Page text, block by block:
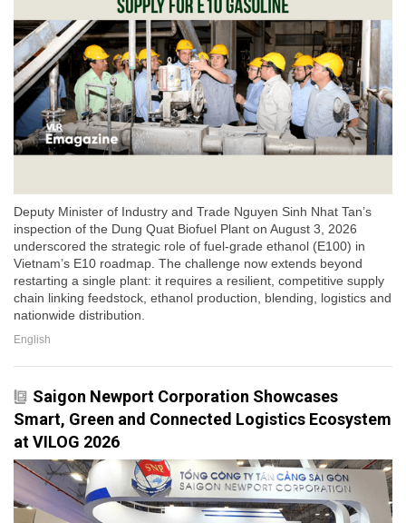
Deputy Minister of Industry and Trade Nguyen Sinh Nhat Tan’s
inspection of the Dung Quat Biofuel Plant on August 3, 2026
underscored the strategic role of fuel-grade ethanol (E100) in
Vietnam’s E10 roadmap. The challenge now extends beyond
restarting a single plant: it requires a resilient, competitive supply
chain linking feedstock, ethanol production, blending, logistics and
nationwide distribution.
English
Saigon Newport Corporation Showcases
Smart, Green and Connected Logistics Ecosystem
at VILOG 2026